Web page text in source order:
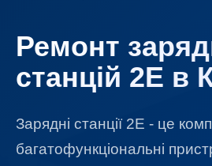
Ремонт
станцій 2E в
Зарядні станції 2E - це
багатофункціональні